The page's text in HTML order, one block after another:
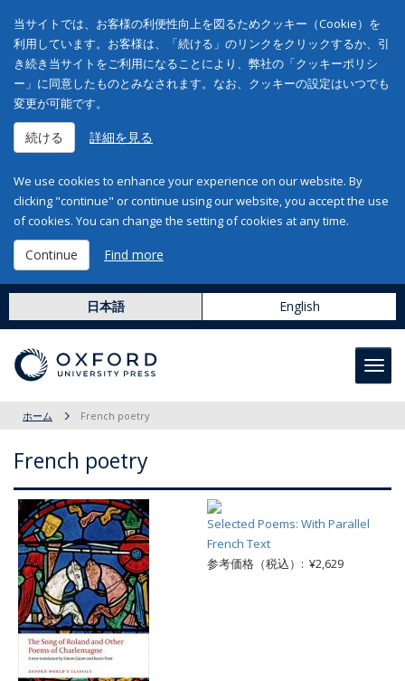
当サイトでは、お客様の利便性向上を図るためクッキー（Cookie）を
利用しています。お客様は、「続ける」のリンクをクリックするか、引
き続き当サイトをご利用になることにより、弊社の「クッキーポリシ
ー」に同意したものとみなされます。なお、クッキーの設定はいつでも
変更が可能です。
続ける 詳細を見る
We use cookies to enhance your experience on our website. By
clicking "continue" or continue using our website, you accept the use
of cookies. You can change the setting of cookies at any time.
Continue Find more
日本語 English
ホーム French poetry
French poetry
Selected Poems: With Parallel
French Text
参考価格（税込）: ¥2,629